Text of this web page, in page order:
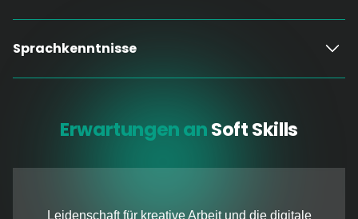
Sprachkenntnisse
Erwartungen anSoft Skills
Leidenschaft für kreative Arbeit und die digitale